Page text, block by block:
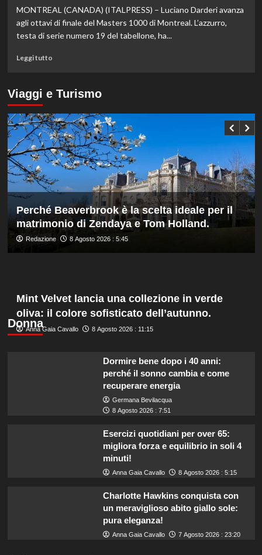
di
Mancini:
Bollini
manager,
Bonucci
i
collaboratori
MONTREAL (CANADA) (ITALPRESS) – Luciano Darderi avanza
agli ottavi di finale del Masters 1000 di Montreal. L’azzurro,
testa di serie numero 19 del tabellone, ha...
Leggi tuttoLeggi
su
Darderi
agli
ottavi
del
Masters
1000
di
Montreal,
Shang
in
tre
set
Viaggi e Turismo
Perché Beaverbrook è la scelta ideale per il
matrimonio di Zendaya e Tom Holland.
Redazione 8 Agosto 2026 : 5:45
Donna
Mint Velvet lancia una collezione in verde
oliva: il colore sofisticato dell’autunno.
Anna Gaia Cavallo 8 Agosto 2026 : 11:15
Dormire bene dopo i 40 anni:
perché il sonno cambia e come
recuperare energia
Germana Bevilacqua
8 Agosto 2026 : 7:51
Esercizi quotidiani per over 65:
migliora forza e equilibrio in soli 4
minuti!
Anna Gaia Cavallo 8 Agosto 2026 : 5:15
Charlotte Hawkins conquista con
un meraviglioso abito giallo sole:
pura eleganza!
Anna Gaia Cavallo 7 Agosto 2026 : 23:20